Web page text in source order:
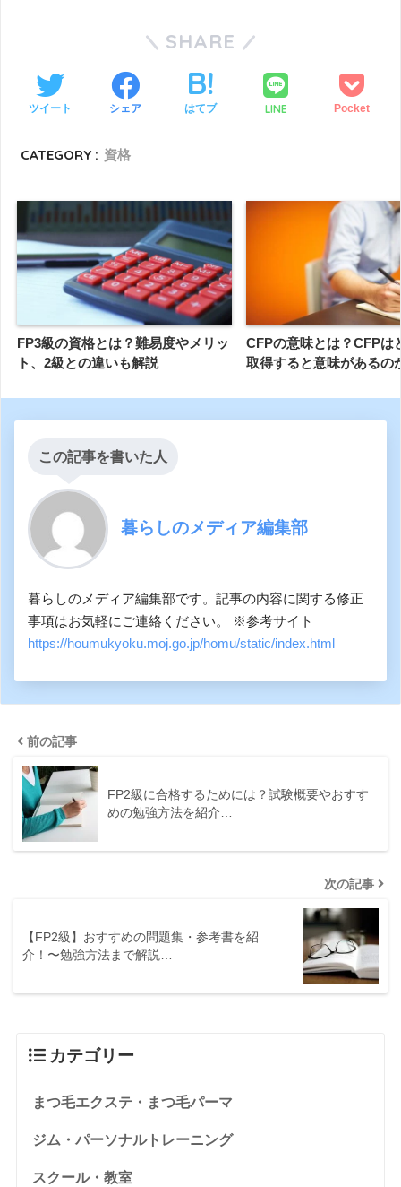
SHARE
ツイート シェア はてブ LINE Pocket
CATEGORY : 資格
FP3級の資格とは？難易度やメリッ
ト、2級との違いも解説
CFPの意味とは？CFPは
取得すると意味があるの
この記事を書いた人
暮らしのメディア編集部
暮らしのメディア編集部です。記事の内容に関する修正
事項はお気軽にご連絡ください。 ※参考サイト
https://houmukyoku.moj.go.jp/homu/static/index.html
前の記事
FP2級に合格するためには？試験概要やおすす
めの勉強方法を紹介…
次の記事
【FP2級】おすすめの問題集・参考書を紹
介！〜勉強方法まで解説…
カテゴリー
まつ毛エクステ・まつ毛パーマ
ジム・パーソナルトレーニング
スクール・教室